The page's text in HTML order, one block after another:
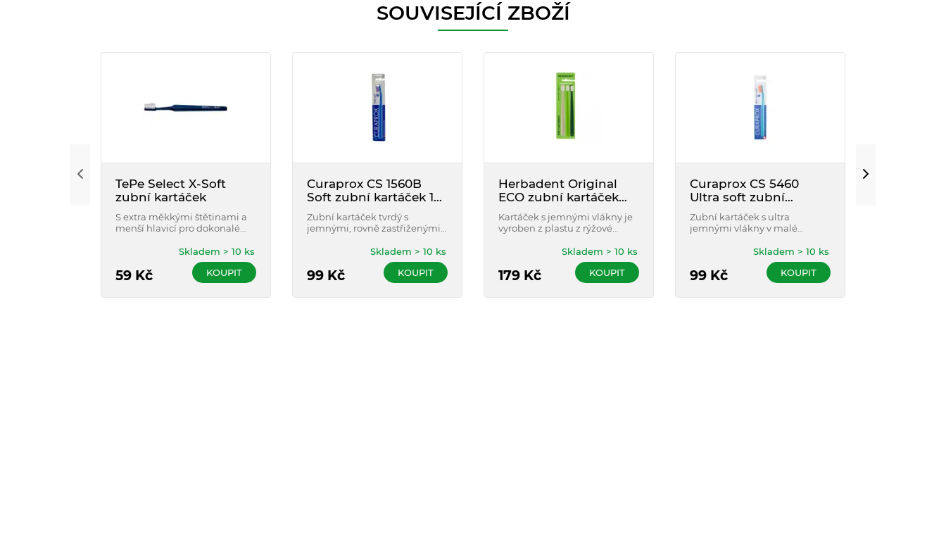
SOUVISEJÍCÍ ZBOŽÍ
TePe Select X-Soft
zubní kartáček
S extra měkkými štětinami a
menší hlavicí pro dokonalé
59Kč
Skladem > 10 ks
KOUPIT
Curaprox CS 1560B
Soft zubní kartáček 1
ks
Zubní kartáček tvrdý s
jemnými, rovně zastřiženými
99Kč
Skladem > 10 ks
KOUPIT
Herbadent Original
ECO zubní kartáček
jemný 3 ks
Kartáček s jemnými vlákny je
vyroben z plastu z rýžové
179Kč
Skladem > 10 ks
KOUPIT
Curaprox CS 5460
Ultra soft zubní
kartáček 1 ks
Zubní kartáček s ultra
jemnými vlákny v malé
99Kč
Skladem > 10 ks
KOUPIT